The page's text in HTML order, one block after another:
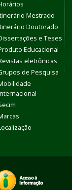
Mestrado
Doutorado
e Teses
Educacional
eletrônicas
de Pesquisa